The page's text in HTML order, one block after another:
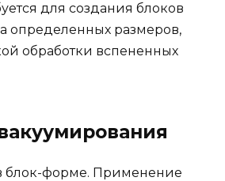
для создания блоков
определенных размеров,
обработки вспененных
в блок-форме. Применение